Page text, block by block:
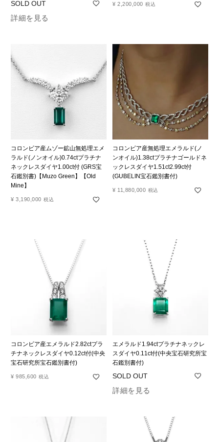
詳細を見る
¥ 2,200,000 税込
コロンビア産ムゾー鉱山無処理エメ
ラルド(ノンオイル)0.74ctプラチナ
ネックレスダイヤ1.00ct付 (GRS宝
石鑑別書)【Muzo Green】【Old
Mine】
¥ 3,190,000 税込
コロンビア産無処理エメラルド(ノ
ンオイル)1.38ctプラチナゴールドネ
ックレスダイヤ1.51ct2.99ct付
(GUBELIN宝石鑑別書付)
¥ 11,880,000 税込
コロンビア産エメラルド2.82ctプラ
チナネックレスダイヤ0.12ct付(中央
宝石研究所宝石鑑別書付)
¥ 985,600 税込
エメラルド1.94ctプラチナネックレ
スダイヤ0.11ct付(中央宝石研究所宝
石鑑別書付)
詳細を見る